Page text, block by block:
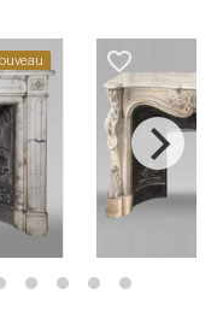
Nouveau